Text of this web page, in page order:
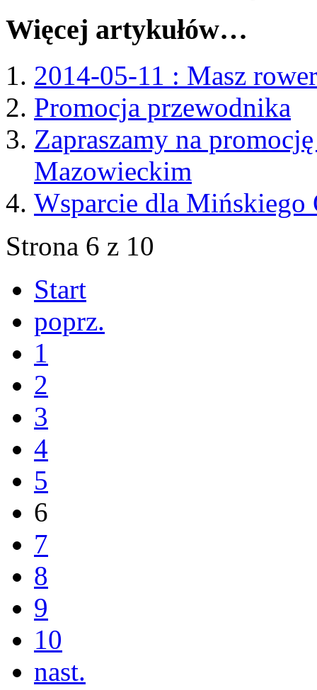
Więcej artykułów…
2014-05-11 : Masz
Promocja przewodnika
Zapraszamy na
Mazowieckim
Wsparcie dla Mińskiego
Strona 6 z 10
Start
poprz.
1
2
3
4
5
6
7
8
9
10
nast.